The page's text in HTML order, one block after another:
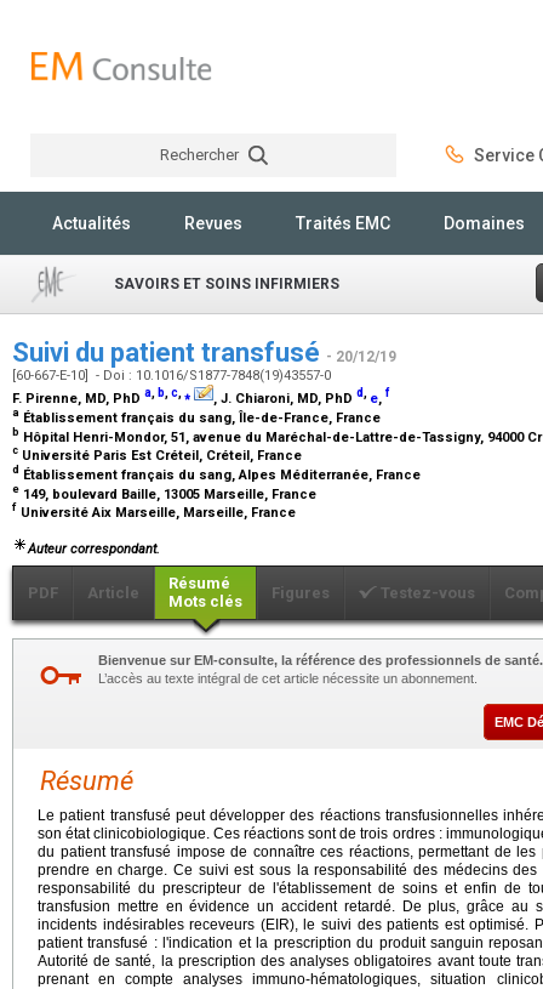
Rechercher Service
Actualités Revues Traités EMC Domaines
SAVOIRS ET SOINS INFIRMIERS
Suivi du patient transfusé - 20/12/19
[60-667-E-10] - Doi : 10.1016/S1877-7848(19)43557-0
F. Pirenne, MD, PhD a, b,c,⁎ , J. Chiaroni, MD, PhD d, e, f
a Établissement français du sang, Île-de-France, France
b Hôpital Henri-Mondor, 51, avenue du Maréchal-de-Lattre-de-Tassigny, 94000
c Université Paris Est Créteil, Créteil, France
d Établissement français du sang, Alpes Méditerranée, France
e 149, boulevard Baille, 13005 Marseille, France
f Université Aix Marseille, Marseille, France
Auteur correspondant.
PDF Article
Résumé
Mots clés
Figures Testez-vous
Bienvenue sur EM-consulte, la référence des professionnels de santé.
L’accès au texte intégral de cet article nécessite un abonnement.
EMC
Résumé
Le patient transfusé peut développer des réactions transfusionnelles
son état clinicobiologique. Ces réactions sont de trois ordres :
du patient transfusé impose de connaître ces réactions, permettant de
prendre en charge. Ce suivi est sous la responsabilité des médecins
responsabilité du prescripteur de l'établissement de soins et enfin de
transfusion mettre en évidence un accident retardé. De plus, grâce au
incidents indésirables receveurs (EIR), le suivi des patients est optimisé.
patient transfusé : l'indication et la prescription du produit sanguin
Autorité de santé, la prescription des analyses obligatoires avant toute
prenant en compte analyses immuno-hématologiques, situation